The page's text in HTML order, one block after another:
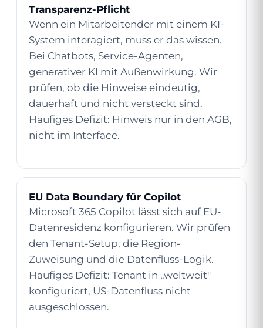
Transparenz-Pflicht
Wenn ein Mitarbeitender mit einem KI-
System interagiert, muss er das wissen.
Bei Chatbots, Service-Agenten,
generativer KI mit Außenwirkung. Wir
prüfen, ob die Hinweise eindeutig,
dauerhaft und nicht versteckt sind.
Häufiges Defizit: Hinweis nur in den AGB,
nicht im Interface.
EU Data Boundary für Copilot
Microsoft 365 Copilot lässt sich auf EU-
Datenresidenz konfigurieren. Wir prüfen
den Tenant-Setup, die Region-
Zuweisung und die Datenfluss-Logik.
Häufiges Defizit: Tenant in „weltweit"
konfiguriert, US-Datenfluss nicht
ausgeschlossen.